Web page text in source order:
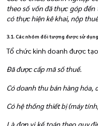
theo số vốn đã thực góp
có thực hiện kê khai, nộp thuế
3.1. Các nhóm đối tượng được sử
Tổ chức kinh doanh được
Đã được cấp mã số thuế.
Có doanh thu bán hàng hóa,
Có hệ thống thiết bị (máy
Là đơn vị kế toán theo quy